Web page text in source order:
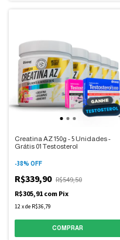
Creatina AZ 150g - 5 Unidades -
Grátis 01 Testosterol
-38% OFF
R$339,90 R$549,50
R$305,91 com Pix
12xde R$36,79
COMPRAR